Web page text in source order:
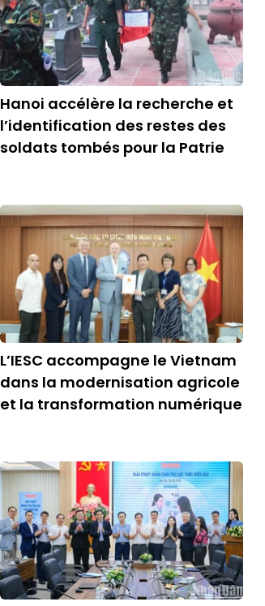
Hanoi accélère la recherche et
l’identification des restes des
soldats tombés pour la Patrie
L’IESC accompagne le Vietnam
dans la modernisation agricole
et la transformation numérique